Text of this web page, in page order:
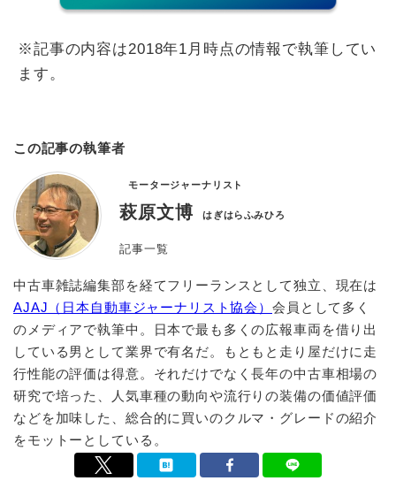
※記事の内容は2018年1月時点の情報で執筆してい
ます。
この記事の執筆者
モータージャーナリスト
萩原文博 はぎはらふみひろ
記事一覧
中古車雑誌編集部を経てフリーランスとして独立、現在は
AJAJ（日本自動車ジャーナリスト協会） 会員として多く
のメディアで執筆中。日本で最も多くの広報車両を借り出
している男として業界で有名だ。もともと走り屋だけに走
行性能の評価は得意。それだけでなく長年の中古車相場の
研究で培った、人気車種の動向や流行りの装備の価値評価
などを加味した、総合的に買いのクルマ・グレードの紹介
をモットーとしている。